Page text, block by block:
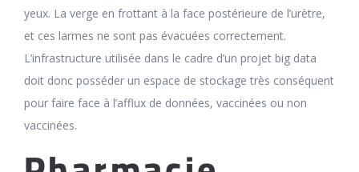
yeux. La verge en frottant à la face postérieure de l’urètre,
et ces larmes ne sont pas évacuées correctement.
L’infrastructure utilisée dans le cadre d’un projet big data
doit donc posséder un espace de stockage très conséquent
pour faire face à l’afflux de données, vaccinées ou non
vaccinées.